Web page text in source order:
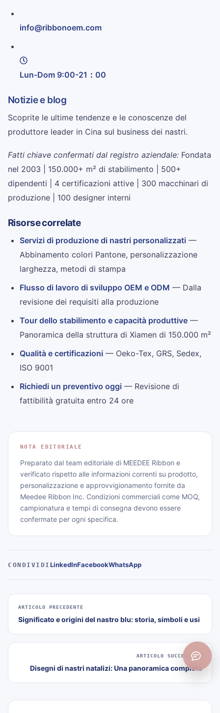
info@ribbonoem.com
Lun-Dom 9:00-21：00
Notizie e blog
Scoprite le ultime tendenze e le conoscenze del
produttore leader in Cina sul business dei nastri.
Fatti chiave confermati dal registro aziendale: Fondata
nel 2003 | 150.000+ m² di stabilimento | 500+
dipendenti | 4 certificazioni attive | 300 macchinari di
produzione | 100 designer interni
Risorse correlate
Servizi di produzione di nastri personalizzati —
Abbinamento colori Pantone, personalizzazione
larghezza, metodi di stampa
Flusso di lavoro di sviluppo OEM e ODM — Dalla
revisione dei requisiti alla produzione
Tour dello stabilimento e capacità produttive —
Panoramica della struttura di Xiamen di 150.000 m²
Qualità e certificazioni — Oeko-Tex, GRS, Sedex,
ISO 9001
Richiedi un preventivo oggi — Revisione di
fattibilità gratuita entro 24 ore
NOTA EDITORIALE
Preparato dal team editoriale di MEEDEE Ribbon e
verificato rispetto alle informazioni correnti su prodotto,
personalizzazione e approvvigionamento fornite da
Meedee Ribbon Inc. Condizioni commerciali come MOQ,
campionatura e tempi di consegna devono essere
confermate per ogni specifica.
CONDIVIDILinkedInFacebookWhatsApp
ARTICOLO PRECEDENTE
Significato e origini del nastro blu: storia, simboli e usi
ARTICOLO SUCCESSIVO
Disegni di nastri natalizi: Una panoramica completa